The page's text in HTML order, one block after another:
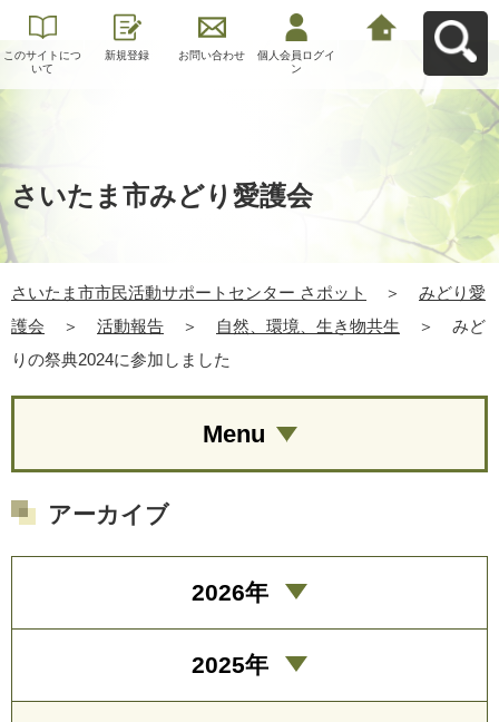
このサイトにつ
いて
新規登録 お問い合わせ
個人会員ログイ
ン
さいたま市みどり愛護会
さいたま市市民活動サポートセンター さポット ＞
みどり愛
護会
＞ 活動報告 ＞ 自然、環境、生き物共生 ＞
みど
りの祭典2024に参加しました
Menu
アーカイブ
2026年
2025年